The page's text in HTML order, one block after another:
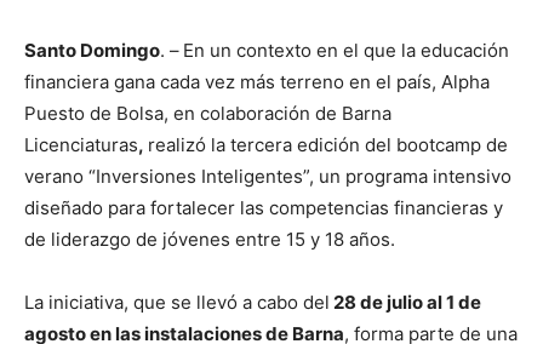
Santo Domingo. – En un contexto en el que la educación
financiera gana cada vez más terreno en el país, Alpha
Puesto de Bolsa, en colaboración de Barna
Licenciaturas, realizó la tercera edición del bootcamp de
verano “Inversiones Inteligentes”, un programa intensivo
diseñado para fortalecer las competencias financieras y
de liderazgo de jóvenes entre 15 y 18 años.
La iniciativa, que se llevó a cabo del 28 de julio al 1 de
agosto en las instalaciones de Barna, forma parte de una